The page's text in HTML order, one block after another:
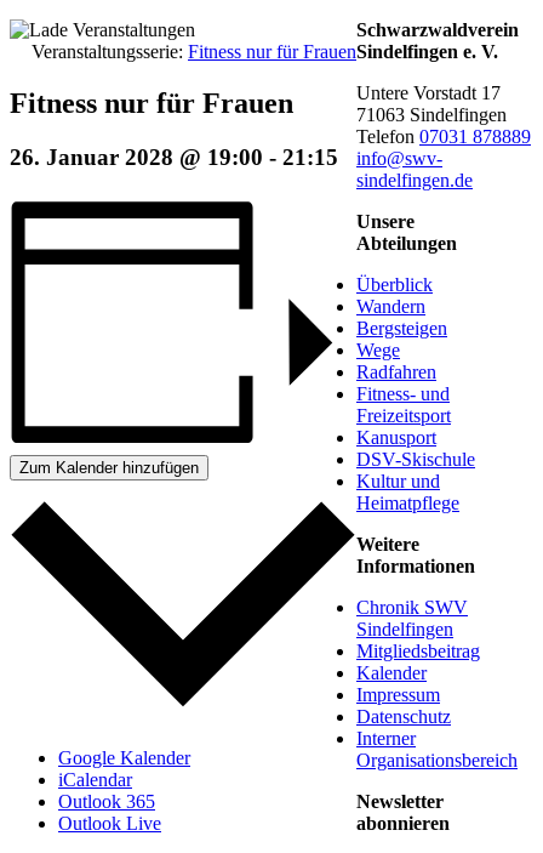
Veranstaltungsserie: Fitness nur für Frauen
Fitness nur für Frauen
26. Januar 2028 @ 19:00 - 21:15
Zum Kalender hinzufügen
Google Kalender
iCalendar
Outlook 365
Outlook Live
Schwarzwaldverein
Sindelfingen e. V.
Untere Vorstadt 17
71063 Sindelfingen
Telefon 07031 878889
info@swv-
sindelfingen.de
Unsere
Abteilungen
Überblick
Wandern
Bergsteigen
Wege
Radfahren
Fitness- und
Freizeitsport
Kanusport
DSV-Skischule
Kultur und
Heimatpflege
Weitere
Informationen
Chronik SWV
Sindelfingen
Mitgliedsbeitrag
Kalender
Impressum
Datenschutz
Interner
Organisationsbereich
Newsletter
abonnieren